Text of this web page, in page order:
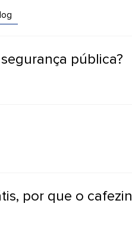
pública?
por que o